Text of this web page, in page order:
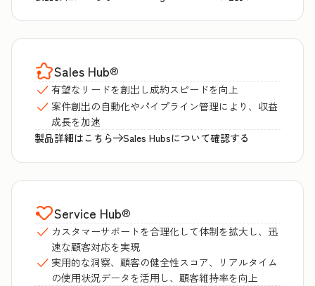
Sales Hub®
有望なリードを創出し成約スピードを向上
案件創出の自動化やパイプライン管理により、収益
成長を加速
製品詳細はこちら
Sales Hubsについて確認する
Service Hub®
カスタマーサポートを合理化して体制を拡大し、迅
速な顧客対応を実現
実用的な洞察、顧客の健全性スコア、リアルタイム
の使用状況データを活用し、顧客維持率を向上